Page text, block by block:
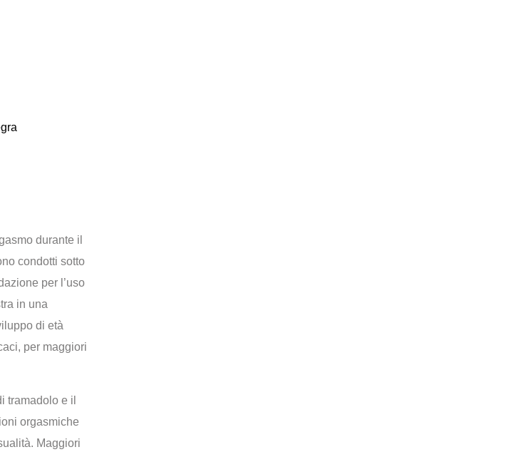
durante il
condotti sotto
per l’uso
in una
di età
per maggiori
tramadolo e il
orgasmiche
Maggiori